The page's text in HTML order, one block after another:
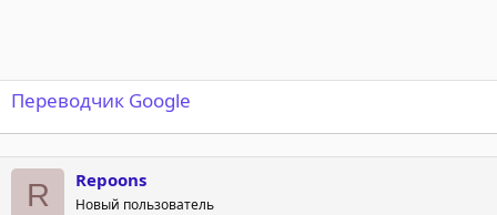
Переводчик Google
R Repoons
Новый пользователь